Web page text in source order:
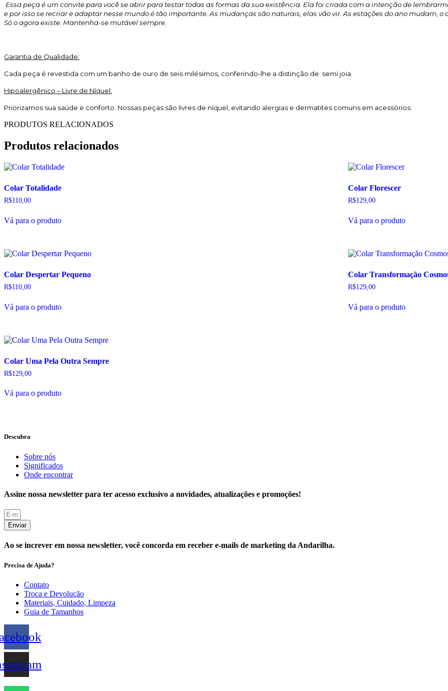
Essa peça é um convite para você se abrir para testar todas as formas da sua existência. Ela foi criada com a intenção de
e por isso se recriar e adaptar nesse mundo é tão importante. As mudanças são naturais, elas vão vir. As estações do ano mudam,
Só o agora existe. Mantenha-se mutável sempre.
Garantia de Qualidade:
Cada peça é revestida com um banho de ouro de seis milésimos, conferindo-lhe a distinção de semi joia.
Hipoalergênico – Livre de Níquel:
Priorizamos sua saúde e conforto. Nossas peças são livres de níquel, evitando alergias e dermatites comuns em acessórios.
PRODUTOS RELACIONADOS
Produtos relacionados
Colar Totalidade
R$110,00
Vá para o produto
Colar Florescer
R$129,00
Vá para o produto
Colar Despertar Pequeno
R$110,00
Vá para o produto
Colar Transformação
R$129,00
Vá para o produto
Colar Uma Pela Outra Sempre
R$129,00
Vá para o produto
Descubra
Sobre nós
Significados
Onde encontrar
Assine nossa newsletter para ter acesso exclusivo a novidades, atualizações e promoções!
Enviar
Ao se increver em nossa newsletter, você concorda em receber e-mails de marketing da Andarilha.
Precisa de Ajuda?
Contato
Troca e Devolução
Materiais, Cuidado, Limpeza
Guia de Tamanhos